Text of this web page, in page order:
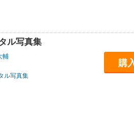
ル写真集
輔
ル写真集
購